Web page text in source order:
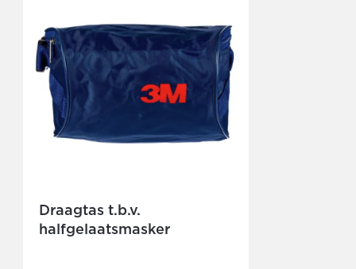
Draagtas t.b.v.
halfgelaatsmasker